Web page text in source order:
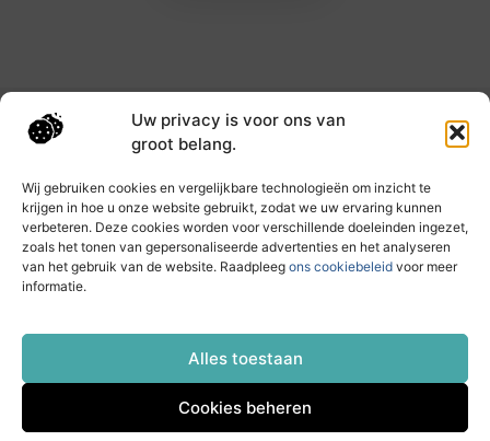
Uw privacy is voor ons van
groot belang.
Wij gebruiken cookies en vergelijkbare technologieën om inzicht te
krijgen in hoe u onze website gebruikt, zodat we uw ervaring kunnen
verbeteren. Deze cookies worden voor verschillende doeleinden ingezet,
zoals het tonen van gepersonaliseerde advertenties en het analyseren
van het gebruik van de website. Raadpleeg ons cookiebeleid voor meer
informatie.
Alles toestaan
Cookies beheren
Main Links
Dagelijks nieuwe inzichten op taec.nl
Artikelen vol kennis, inspiratie en praktische tips die